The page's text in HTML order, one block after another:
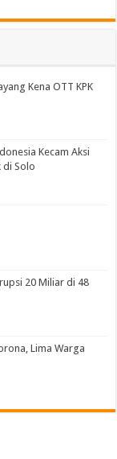
Kena OTT KPK
Kecam Aksi
di Solo
20 Miliar di 48
Lima Warga